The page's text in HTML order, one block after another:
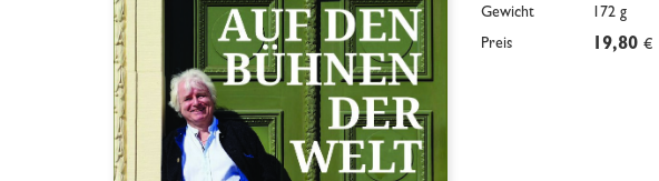
Gewicht
172 g
Preis
19,80 €